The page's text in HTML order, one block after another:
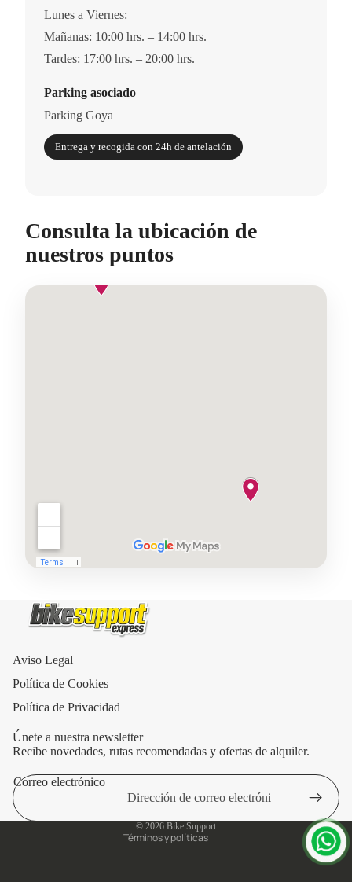
Lunes a Viernes:
Mañanas: 10:00 hrs. – 14:00 hrs.
Tardes: 17:00 hrs. – 20:00 hrs.
Parking asociado
Parking Goya
Entrega y recogida con 24h de antelación
Consulta la ubicación de
nuestros puntos
Aviso Legal
Política de Cookies
Política de Privacidad
Únete a nuestra newsletter
Recibe novedades, rutas recomendadas y ofertas de alquiler.
Correo electrónico
© 2026 Bike Support
Términos y políticas
Política de privacidad